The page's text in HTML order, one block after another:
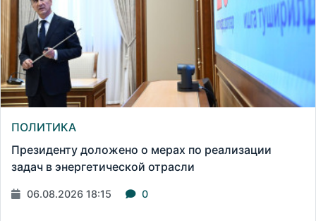
ПОЛИТИКА
Президенту доложено о мерах по реализации
задач в энергетической отрасли
06.08.2026 18:15 0